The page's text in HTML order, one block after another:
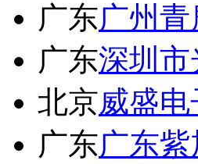
广东广州
广东深圳
北京威盛
广东广东